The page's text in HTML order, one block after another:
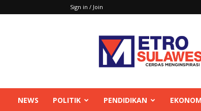
Sign in / Join
Metrosulawesi
NEWS POLITIK PENDIDIKAN